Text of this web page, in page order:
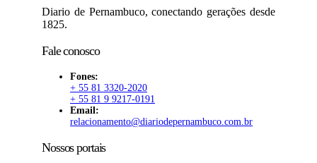
Diario de Pernambuco, conectando gerações desde
1825.
Fale conosco
Fones:
+ 55 81 3320-2020
+ 55 81 9 9217-0191
Email:
relacionamento@diariodepernambuco.com.br
Nossos portais